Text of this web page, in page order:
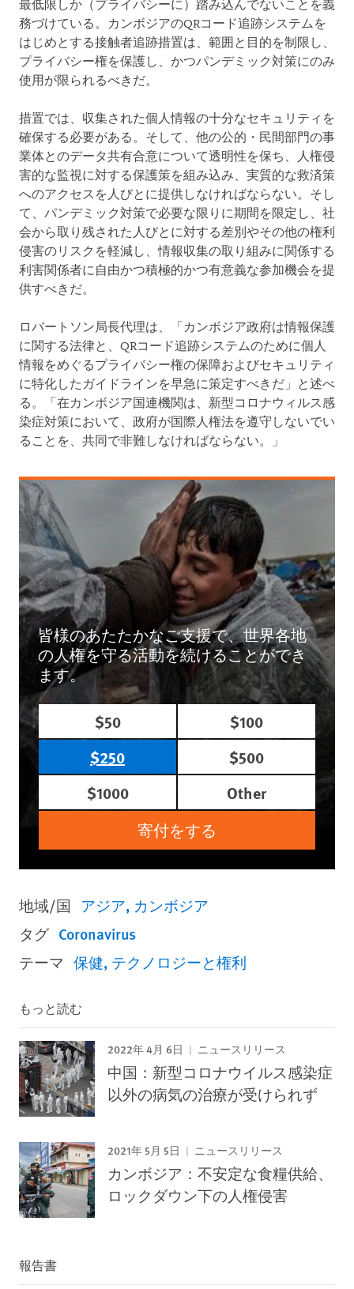
最低限しか（プライバシーに）踏み込んでないことを義
務づけている。カンボジアのQRコード追跡システムを
はじめとする接触者追跡措置は、範囲と目的を制限し、
プライバシー権を保護し、かつパンデミック対策にのみ
使用が限られるべきだ。
措置では、収集された個人情報の十分なセキュリティを
確保する必要がある。そして、他の公的・民間部門の事
業体とのデータ共有合意について透明性を保ち、人権侵
害的な監視に対する保護策を組み込み、実質的な救済策
へのアクセスを人びとに提供しなければならない。そし
て、パンデミック対策で必要な限りに期間を限定し、社
会から取り残された人びとに対する差別やその他の権利
侵害のリスクを軽減し、情報収集の取り組みに関係する
利害関係者に自由かつ積極的かつ有意義な参加機会を提
供すべきだ。
ロバートソン局長代理は、「カンボジア政府は情報保護
に関する法律と、QRコード追跡システムのために個人
情報をめぐるプライバシー権の保障およびセキュリティ
に特化したガイドラインを早急に策定すべきだ」と述べ
る。「在カンボジア国連機関は、新型コロナウィルス感
染症対策において、政府が国際人権法を遵守しないでい
ることを、共同で非難しなければならない。」
皆様のあたたかなご支援で、世界各地
の人権を守る活動を続けることができ
ます。
$50
$100
$250
$500
$1000
Other
寄付をする
地域/国 アジア カンボジア
タグ Coronavirus
テーマ 保健 テクノロジーと権利
もっと読む
2022年 4月 6日 ニュースリリース
中国：新型コロナウイルス感染症
以外の病気の治療が受けられず
2021年 5月 5日 ニュースリリース
カンボジア：不安定な食糧供給、
ロックダウン下の人権侵害
報告書